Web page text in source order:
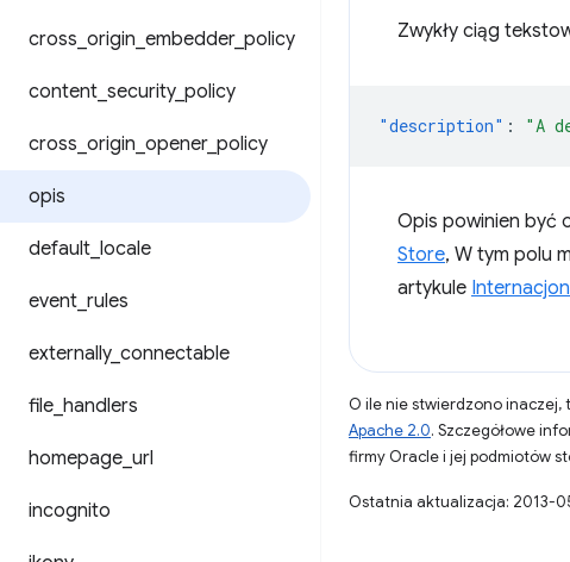
cross origin embedder_ policy
content security_ policy
cross origin opener_ policy
opis
default locale
event rules
externally_ connectable
file handlers
homepage url
incognito
Zwykły ciąg
"description" : "A
Opis powinien być
Store, W tym polu
artykule
O ile nie stwierdzono inaczej,
Apache 2.0. Szczegółowe
firmy Oracle i jej podmiotów
Ostatnia aktualizacja: 2013-